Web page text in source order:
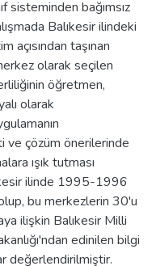
sisteminden bağımsız
Balıkesir ilindeki
açısından taşınan
olarak seçilen
öğretmen,
olarak
ve çözüm önerilerinde
ışık tutması
ilinde 1995-1996
bu merkezlerin 30'u
ilişkin Balıkesir Milli
edinilen bilgi
değerlendirilmiştir.